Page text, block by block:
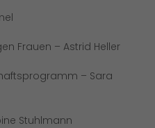
Frauen – Astrid Heller
– Sara
Stuhlmann